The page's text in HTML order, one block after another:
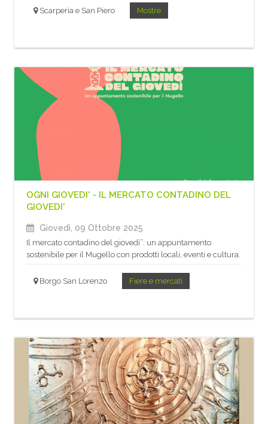
Scarperia e San Piero Mostre
OGNI GIOVEDI' - IL MERCATO CONTADINO DEL
GIOVEDI'
Giovedì, 09 Ottobre 2025
Il mercato contadino del giovedì”: un appuntamento
sostenibile per il Mugello con prodotti locali, eventi e cultura.
Borgo San Lorenzo Fiere e mercati